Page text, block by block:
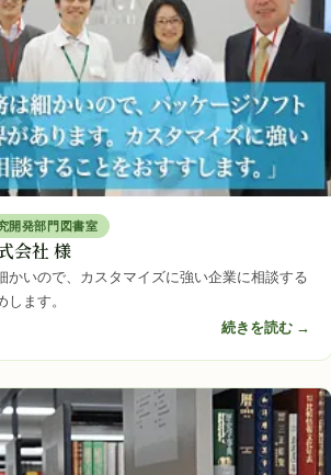
開発部門図書室
会社 様
かいので、カスタマイズに強い企業に相談する
ます。
続きを読む →